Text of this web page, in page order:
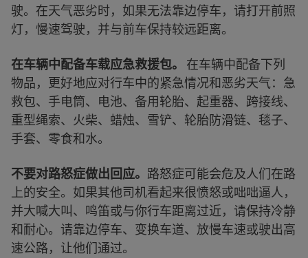
驶。在天气恶劣时，如果无法靠边停车，请打开前照
灯，慢速驾驶，并与前车保持较远距离。
在车辆中配备车载应急救援包。
在车辆中配备下列
物品，更好地应对行车中的紧急情况和恶劣天气：急
救包、手电筒、电池、备用轮胎、起重器、跨接线、
重型绳索、火柴、蜡烛、雪铲、轮胎防滑链、毯子、
手套、零食和水。
不要对路怒症做出回应。 路怒症可能会危及人们在路
上的安全。如果其他司机看起来很愤怒或咄咄逼人，
并大喊大叫、鸣笛或与你行车距离过近，请保持冷静
和耐心。请靠边停车、变换车道、放慢车速或驶出高
速公路，让他们通过。